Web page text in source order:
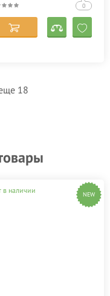
0
18
в наличии NEW